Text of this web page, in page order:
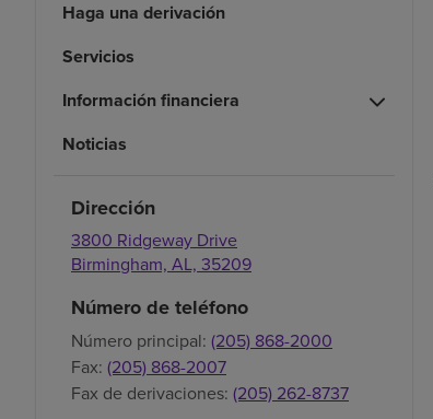
Haga una derivación
Servicios
Información financiera
Noticias
Dirección
3800 Ridgeway Drive
Birmingham, AL, 35209
Número de teléfono
Número principal: (205) 868-2000
Fax: (205) 868-2007
Fax de derivaciones: (205) 262-8737